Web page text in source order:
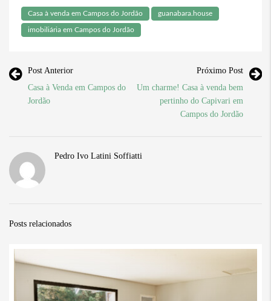
Casa à venda em Campos do Jordão guanabara.house
imobiliária em Campos do Jordão
Post Anterior
Casa à Venda em Campos do
Jordão
Próximo Post
Um charme! Casa à venda bem
pertinho do Capivari em
Campos do Jordão
Pedro Ivo Latini Soffiatti
Posts relacionados